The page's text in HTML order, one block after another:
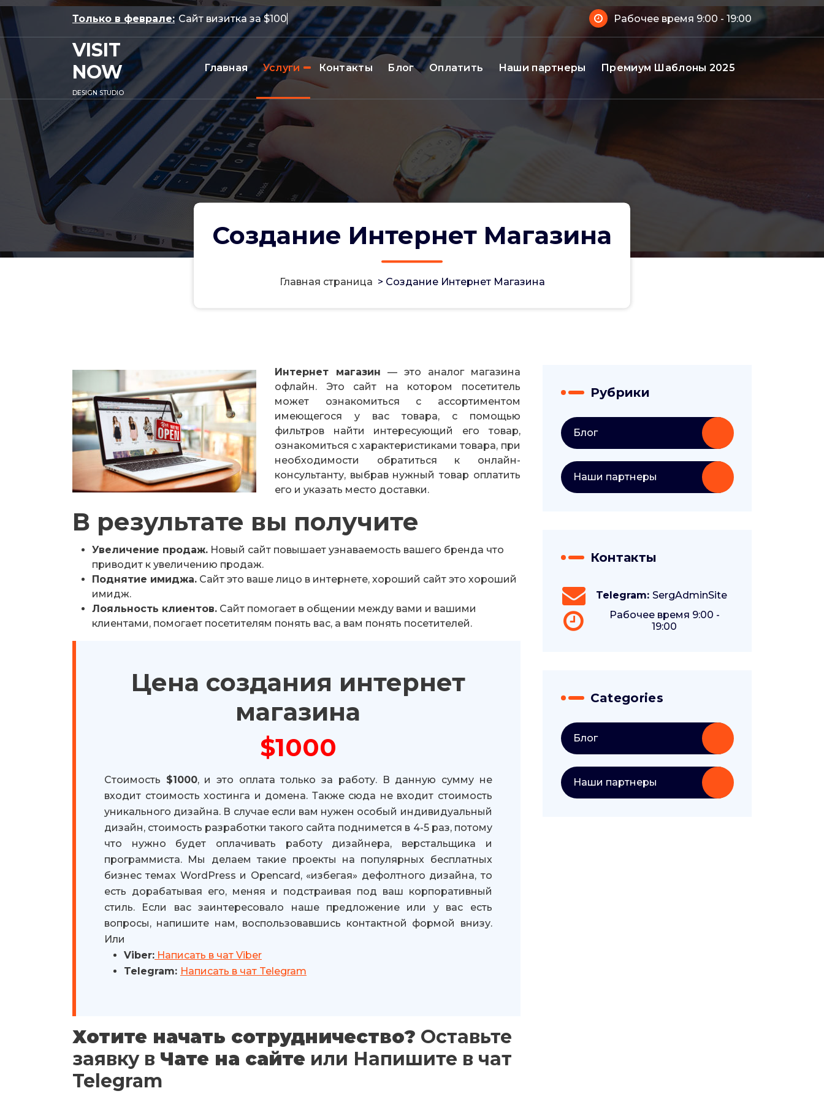
Перейти
к
содержимому
Только в феврале: Сайт визитка за $ Рабочее время 9:00 - 19:00
VISIT
NOW
DESIGN STUDIO
Главная Услуги Контакты Блог Оплатить Наши партнеры Премиум Шаблоны 2025
Создание Интернет Магазина
Главная страница > Создание Интернет Магазина
Интернет магазин — это аналог магазина
офлайн. Это сайт на котором посетитель
может ознакомиться с ассортиментом
имеющегося у вас товара, с помощью
фильтров найти интересующий его товар,
ознакомиться с характеристиками товара, при
необходимости обратиться к онлайн-
консультанту, выбрав нужный товар оплатить
его и указать место доставки.
В результате вы получите
Увеличение продаж. Новый сайт повышает узнаваемость вашего бренда что
приводит к увеличению продаж.
Поднятие имиджа. Сайт это ваше лицо в интернете, хороший сайт это хороший
имидж.
Лояльность клиентов. Сайт помогает в общении между вами и вашими
клиентами, помогает посетителям понять вас, а вам понять посетителей.
Цена создания интернет
магазина
$1000
Стоимость $1000, и это оплата только за работу. В данную сумму не
входит стоимость хостинга и домена. Также сюда не входит стоимость
уникального дизайна. В случае если вам нужен особый индивидуальный
дизайн, стоимость разработки такого сайта поднимется в 4-5 раз, потому
что нужно будет оплачивать работу дизайнера, верстальщика и
программиста. Мы делаем такие проекты на популярных бесплатных
бизнес темах WordPress и Opencard, «избегая» дефолтного дизайна, то
есть дорабатывая его, меняя и подстраивая под ваш корпоративный
стиль. Если вас заинтересовало наше предложение или у вас есть
вопросы, напишите нам, воспользовавшись контактной формой внизу.
Или
Viber: Написать в чат Viber
Telegram: Написать в чат Telegram
Хотите начать сотрудничество? Оставьте
заявку в Чате на сайте или Напишите в чат
Telegram
Рубрики
Блог
Наши партнеры
Контакты
Telegram: SergAdminSite
Рабочее время 9:00 -
19:00
Categories
Блог
Наши партнеры